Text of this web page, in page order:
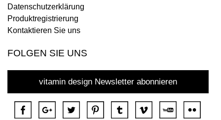
Datenschutzerklärung
Produktregistrierung
Kontaktieren Sie uns
FOLGEN SIE UNS
vitamin design Newsletter abonnieren